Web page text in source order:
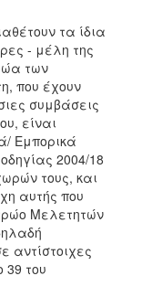
τα ίδια
- μέλη της
των
που έχουν
συμβάσεις
είναι
Εμπορικά
2004/18
τους, και
αυτής που
Μελετητών
αντίστοιχες
του